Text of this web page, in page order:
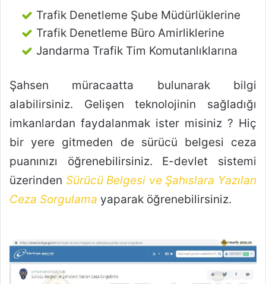
Trafik Denetleme Şube Müdürlüklerine
Trafik Denetleme Büro Amirliklerine
Jandarma Trafik Tim Komutanlıklarına
Şahsen müracaatta bulunarak bilgi
alabilirsiniz. Gelişen teknolojinin sağladığı
imkanlardan faydalanmak ister misiniz ? Hiç
bir yere gitmeden de sürücü belgesi ceza
puanınızı öğrenebilirsiniz. E-devlet sistemi
üzerinden Sürücü Belgesi ve Şahıslara Yazılan
Ceza Sorgulama yaparak öğrenebilirsiniz.